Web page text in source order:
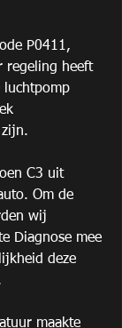
P0411,
regeling heeft
luchtpomp
C3 uit
Om de
wij
Diagnose mee
deze
maakte